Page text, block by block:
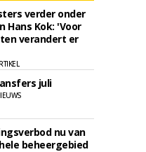
verder onder
Hans Kok: 'Voor
verandert er
juli
nu van
beheergebied